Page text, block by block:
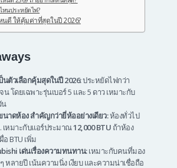
หนประหยัดไฟ?
นดี ให้คุ้มค่าที่สุดในปี 2026?
นตัวเลือกคุ้มสุดในปี 2026:ประหยัดไฟกว่า
โดยเฉพาะรุ่นเบอร์ 5 และ 5 ดาว เหมาะกับ
น
นาดห้อง สำคัญกว่ายี่ห้ออย่างเดียว:ห้องทั่วไป
เหมาะกับแอร์ประมาณ12,000 BTU ถ้าห้อง
BTU เพิ่ม
เด่นเรื่องความทนทาน:เหมาะกับคนที่มอง
หลายปี เน้นความนิ่ง เงียบ และความน่าเชื่อถือ